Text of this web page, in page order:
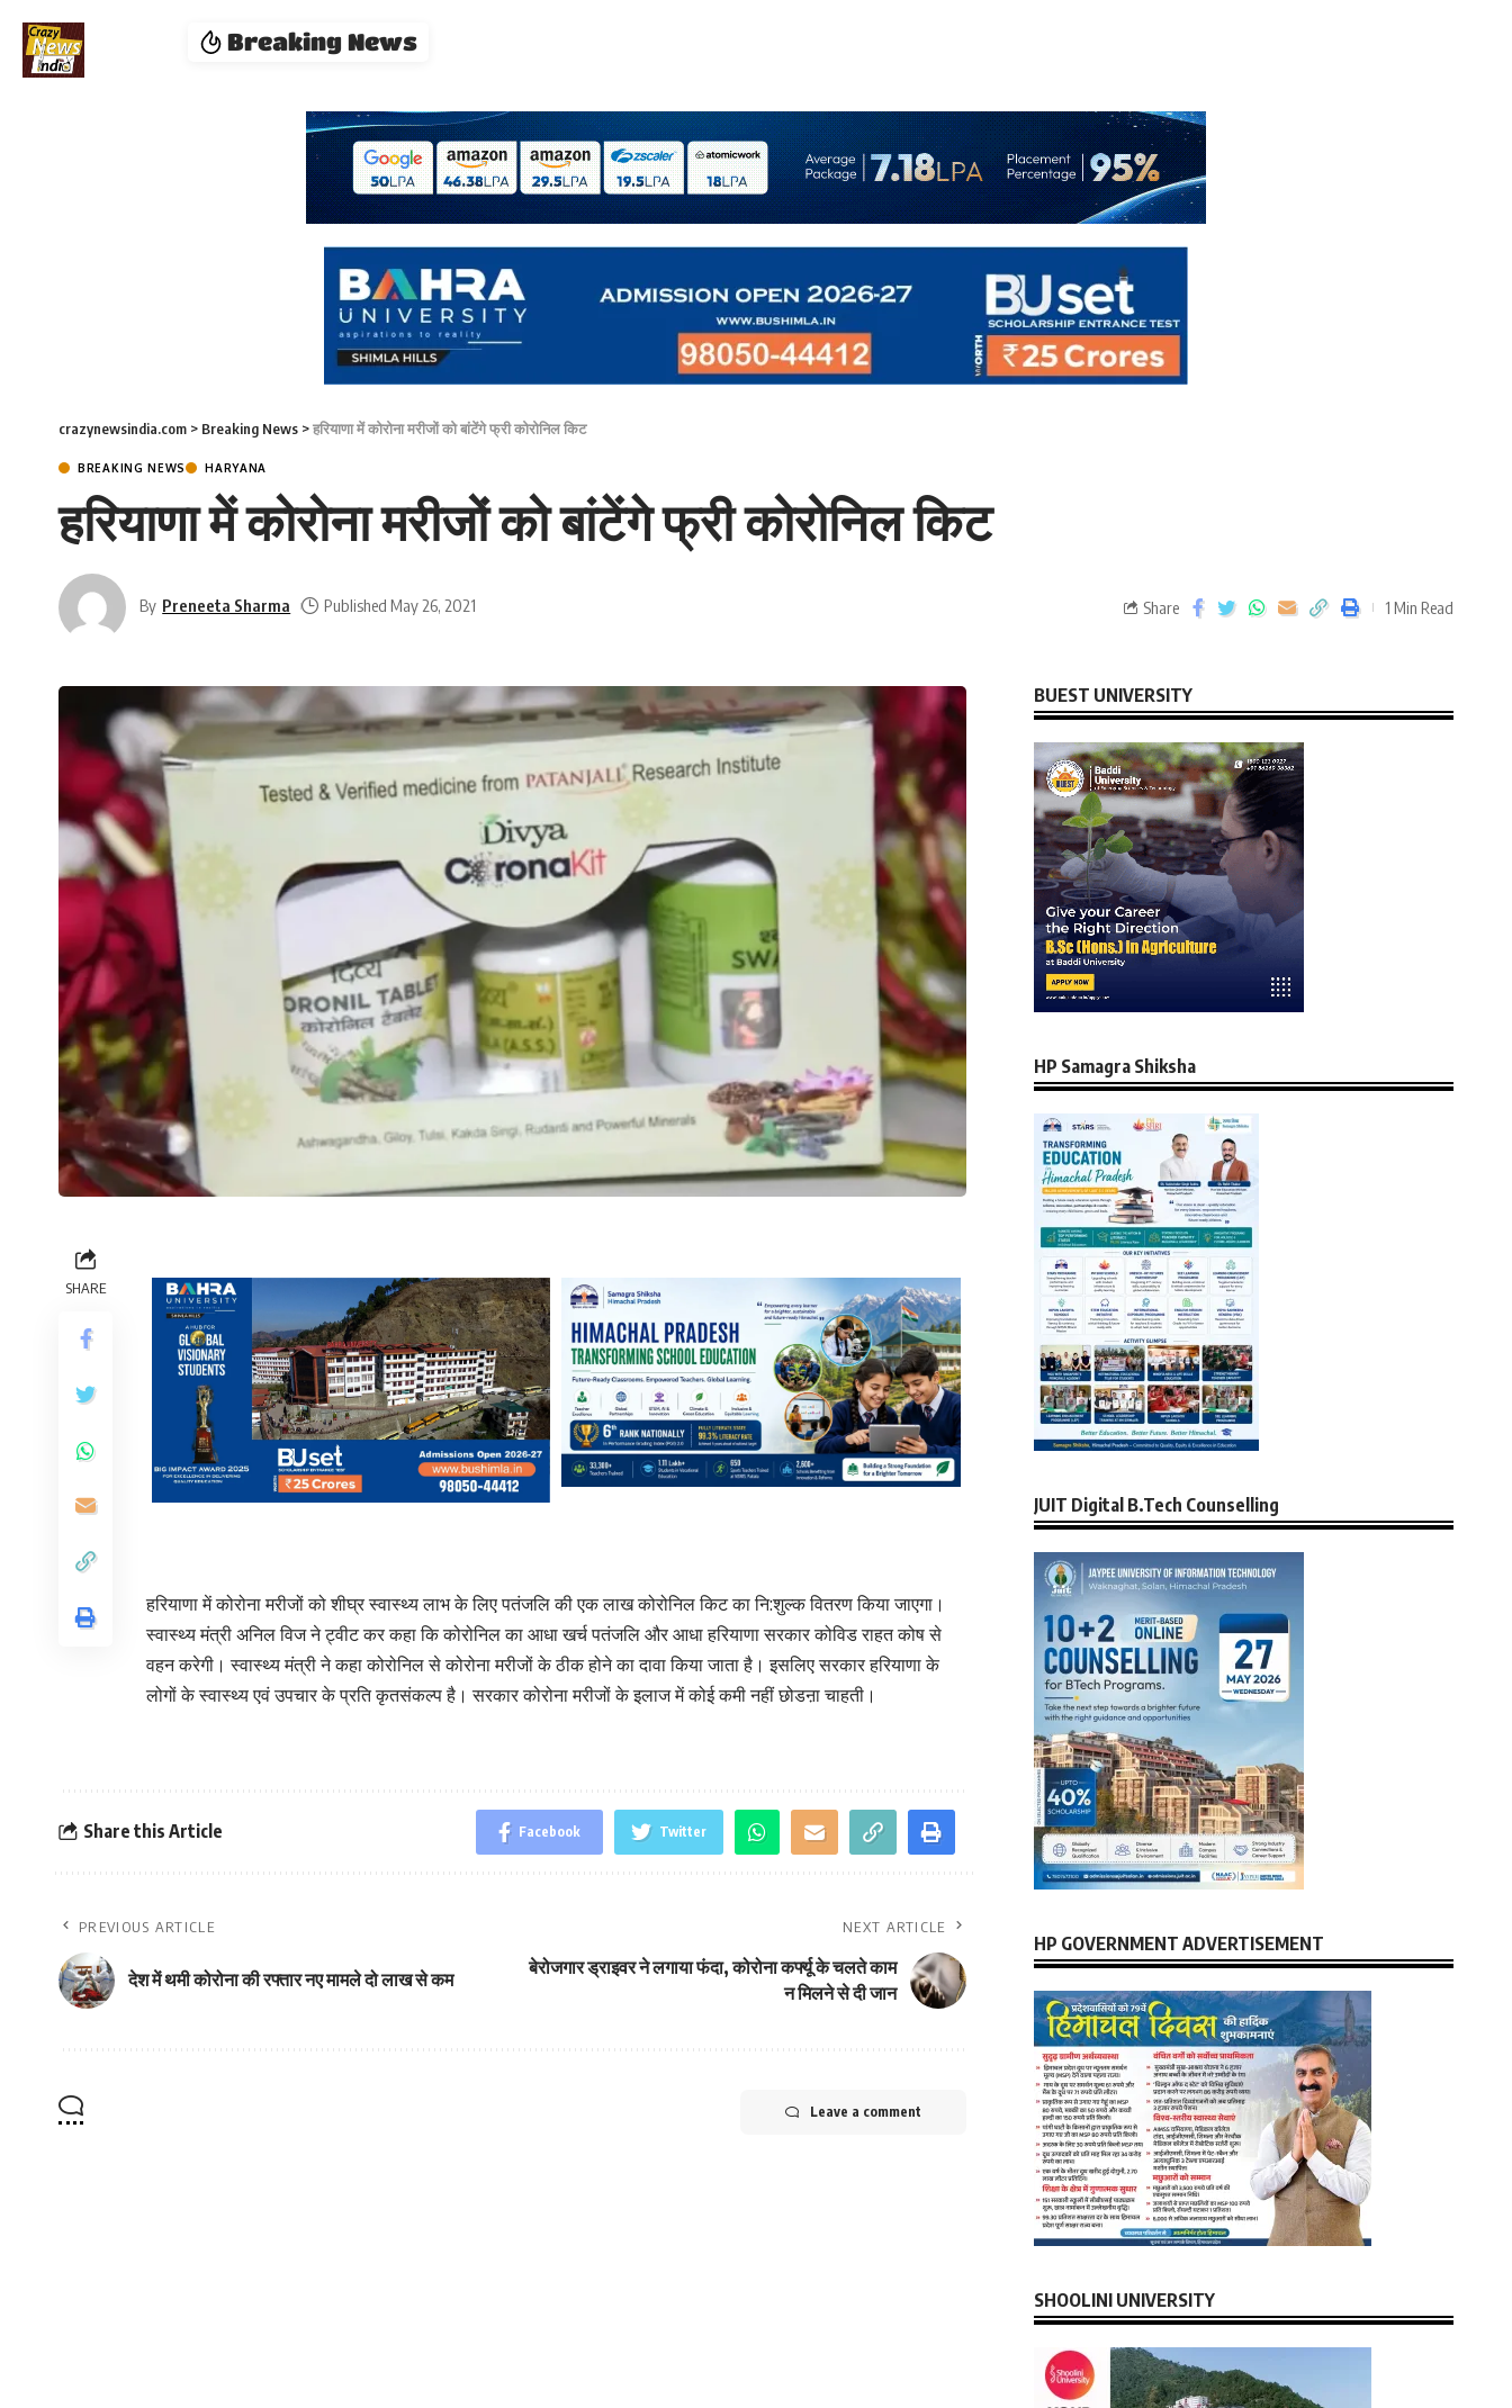
Breaking News
crazynewsindia.com > Breaking News >हरियाणा में कोरोना मरीजों को बांटेंगे फ्री कोरोनिल किट
BREAKING NEWS HARYANA
हरियाणा में कोरोना मरीजों को बांटेंगे फ्री कोरोनिल किट
By Preneeta Sharma Published May 26, 2021 Share 1 Min Read
SHARE
हरियाणा में कोरोना मरीजों को शीघ्र स्वास्थ्य लाभ के लिए पतंजलि की एक लाख कोरोनिल किट का नि:शुल्क वितरण किया जाएगा।
स्वास्थ्य मंत्री अनिल विज ने ट्वीट कर कहा कि कोरोनिल का आधा खर्च पतंजलि और आधा हरियाणा सरकार कोविड राहत कोष से
वहन करेगी। स्वास्थ्य मंत्री ने कहा कोरोनिल से कोरोना मरीजों के ठीक होने का दावा किया जाता है। इसलिए सरकार हरियाणा के
लोगों के स्वास्थ्य एवं उपचार के प्रति कृतसंकल्प है। सरकार कोरोना मरीजों के इलाज में कोई कमी नहीं छोडऩा चाहती।
Share this Article Facebook Twitter
PREVIOUS ARTICLE
देश में थमी कोरोना की रफ्तार नए मामले दो लाख से कम
NEXT ARTICLE
बेरोजगार ड्राइवर ने लगाया फंदा, कोरोना कर्फ्यू के चलते काम
न मिलने से दी जान
Leave a comment
BUEST UNIVERSITY
HP Samagra Shiksha
JUIT Digital B.Tech Counselling
HP GOVERNMENT ADVERTISEMENT
SHOOLINI UNIVERSITY